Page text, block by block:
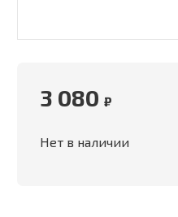
3 080 ₽
Нет в наличии